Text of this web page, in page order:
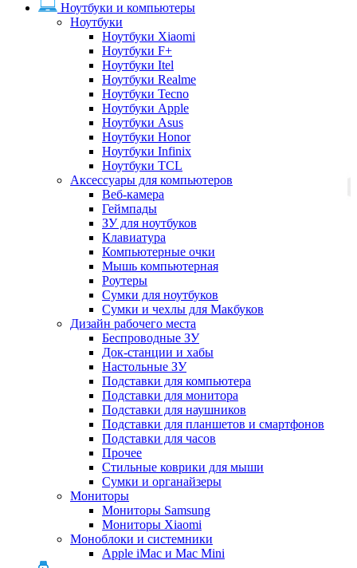
Ноутбуки и компьютеры
Ноутбуки
Ноутбуки Xiaomi
Ноутбуки F+
Ноутбуки Itel
Ноутбуки Realme
Ноутбуки Tecno
Ноутбуки Apple
Ноутбуки Asus
Ноутбуки Honor
Ноутбуки Infinix
Ноутбуки TCL
Аксессуары для компьютеров
Веб-камера
Геймпады
ЗУ для ноутбуков
Клавиатура
Компьютерные очки
Мышь компьютерная
Роутеры
Сумки для ноутбуков
Сумки и чехлы для Макбуков
Дизайн рабочего места
Беспроводные ЗУ
Док-станции и хабы
Настольные ЗУ
Подставки для компьютера
Подставки для монитора
Подставки для наушников
Подставки для планшетов и смартфонов
Подставки для часов
Прочее
Стильные коврики для мыши
Сумки и органайзеры
Мониторы
Мониторы Samsung
Мониторы Xiaomi
Моноблоки и системники
Apple iMac и Mac Mini